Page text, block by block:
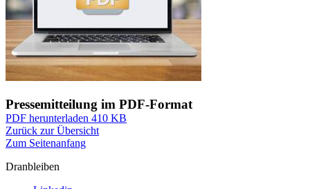
Pressemitteilung im PDF-Format
PDF herunterladen 410 KB
Zurück zur Übersicht
Zum Seitenanfang
Dranbleiben